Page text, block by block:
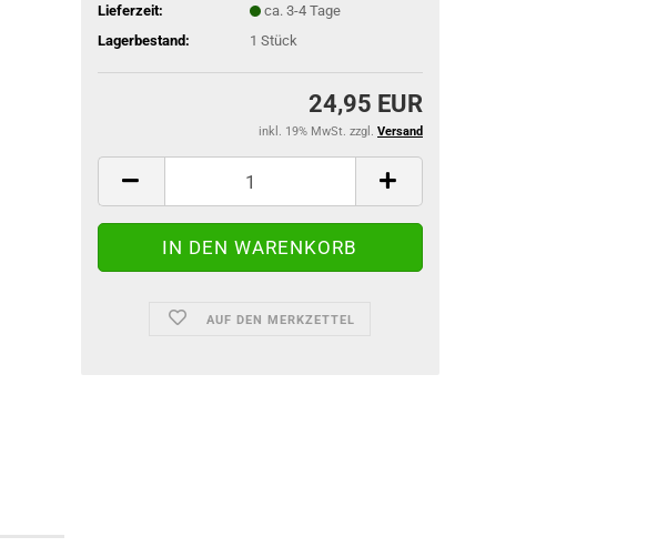
Lieferzeit:
ca. 3-4 Tage
Lagerbestand:
1 Stück
24,95 EUR
inkl. 19% MwSt. zzgl. Versand
AUF DEN MERKZETTEL